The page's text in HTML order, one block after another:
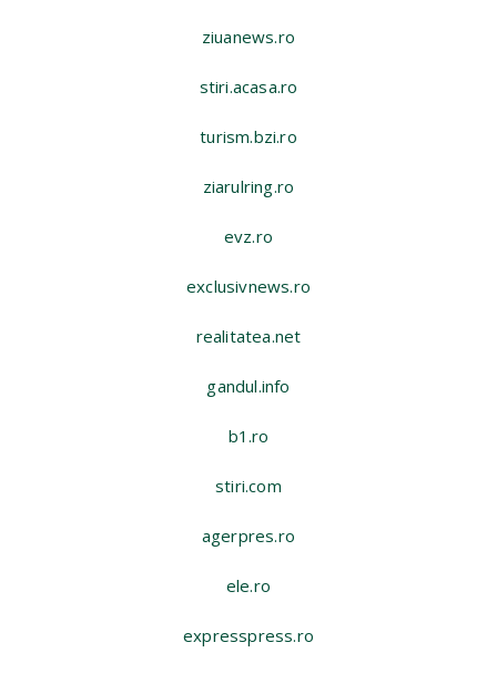
ziuanews.ro
stiri.acasa.ro
turism.bzi.ro
ziarulring.ro
evz.ro
exclusivnews.ro
realitatea.net
gandul.info
b1.ro
stiri.com
agerpres.ro
ele.ro
expresspress.ro